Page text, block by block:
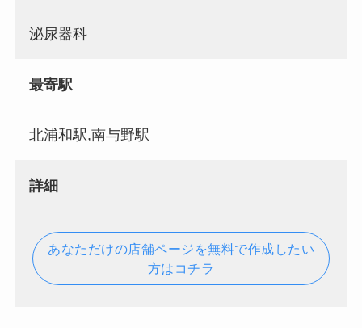
泌尿器科
最寄駅
北浦和駅,南与野駅
詳細
あなただけの店舗ページを無料で作成したい
方はコチラ